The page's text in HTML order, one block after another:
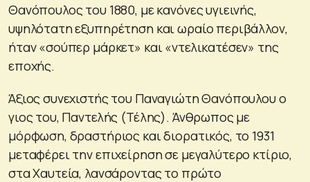
Θανόπουλος του 1880, με κανόνες υγιεινής,
υψηλότατη εξυπηρέτηση και ωραίο περιβάλλον,
ήταν «σούπερ μάρκετ» και «ντελικατέσεν» της
εποχής.
Άξιος συνεχιστής του Παναγιώτη Θανόπουλου ο
γιος του, Παντελής (Τέλης). Άνθρωπος με
μόρφωση, δραστήριος και διορατικός, το 1931
μεταφέρει την επιχείρηση σε μεγαλύτερο κτίριο,
στα Χαυτεία, λανσάροντας το πρώτο